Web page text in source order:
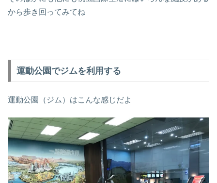
から歩き回ってみてね
運動公園でジムを利用する
運動公園（ジム）はこんな感じだよ